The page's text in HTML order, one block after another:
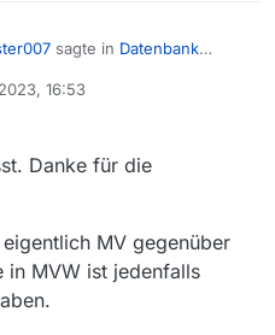
sagte in Datenbank
in MV
es unterschiedliche Clients sind
und MVW: Browser) und
hat mit dem anderen so gut
nichts zu tun, außer, dass die
auf eine gemeinsame Filmliste
16:53
Danke für die
MV gegenüber
in MVW ist jedenfalls